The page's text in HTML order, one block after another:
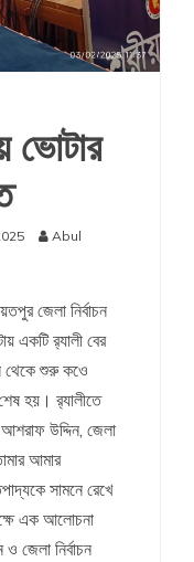
ভোটার
Abul
জেলা নির্বাচন
একটি র‌্যালী বের
থেকে শুরু কওে
হয়। র‌্যালীতে
উদ্দিন, জেলা
আমার
সামনে রেখে
এক আলোচনা
নির্বাচন